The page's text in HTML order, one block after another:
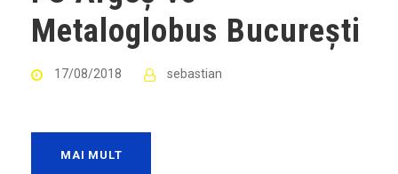
Metaloglobus București
17/08/2018 sebastian
MAI MULT